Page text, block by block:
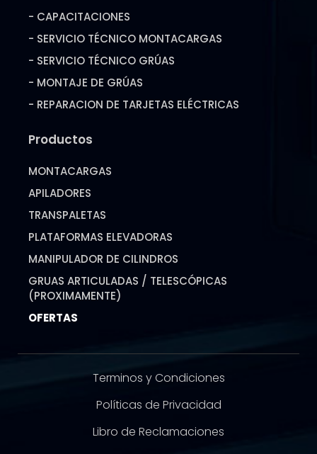
- CAPACITACIONES
- SERVICIO TÉCNICO MONTACARGAS
- SERVICIO TÉCNICO GRÚAS
- MONTAJE DE GRÚAS
- REPARACION DE TARJETAS ELÉCTRICAS
Productos
MONTACARGAS
APILADORES
TRANSPALETAS
PLATAFORMAS ELEVADORAS
MANIPULADOR DE CILINDROS
GRUAS ARTICULADAS / TELESCÓPICAS
(PROXIMAMENTE)
OFERTAS
Terminos y Condiciones
Políticas de Privacidad
Libro de Reclamaciones